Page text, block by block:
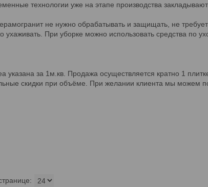
технологии уже на этапе производства
не нужно обрабатывать и защищать, не
ухаживать. При уборке можно использовать средства по
указана за 1м.кв. Продажа осуществляется кратно 1
скидки при объёме. При желании клиента мы можем